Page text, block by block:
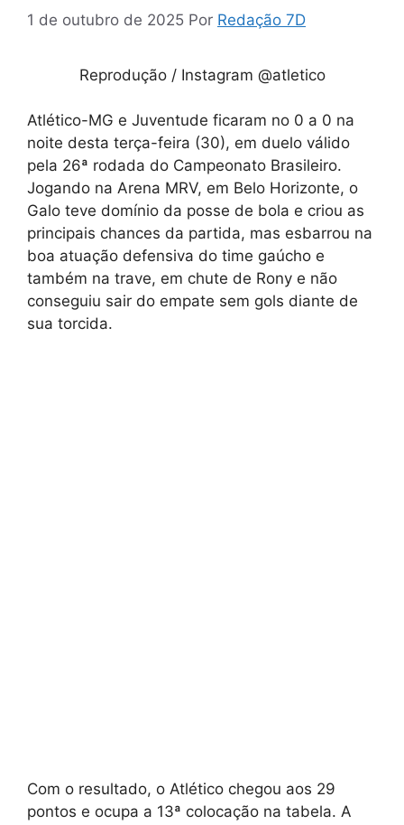
1 de outubro de 2025 Por Redação 7D
Reprodução / Instagram @atletico
Atlético-MG e Juventude ficaram no 0 a 0 na
noite desta terça-feira (30), em duelo válido
pela 26ª rodada do Campeonato Brasileiro.
Jogando na Arena MRV, em Belo Horizonte, o
Galo teve domínio da posse de bola e criou as
principais chances da partida, mas esbarrou na
boa atuação defensiva do time gaúcho e
também na trave, em chute de Rony e não
conseguiu sair do empate sem gols diante de
sua torcida.
Com o resultado, o Atlético chegou aos 29
pontos e ocupa a 13ª colocação na tabela. A